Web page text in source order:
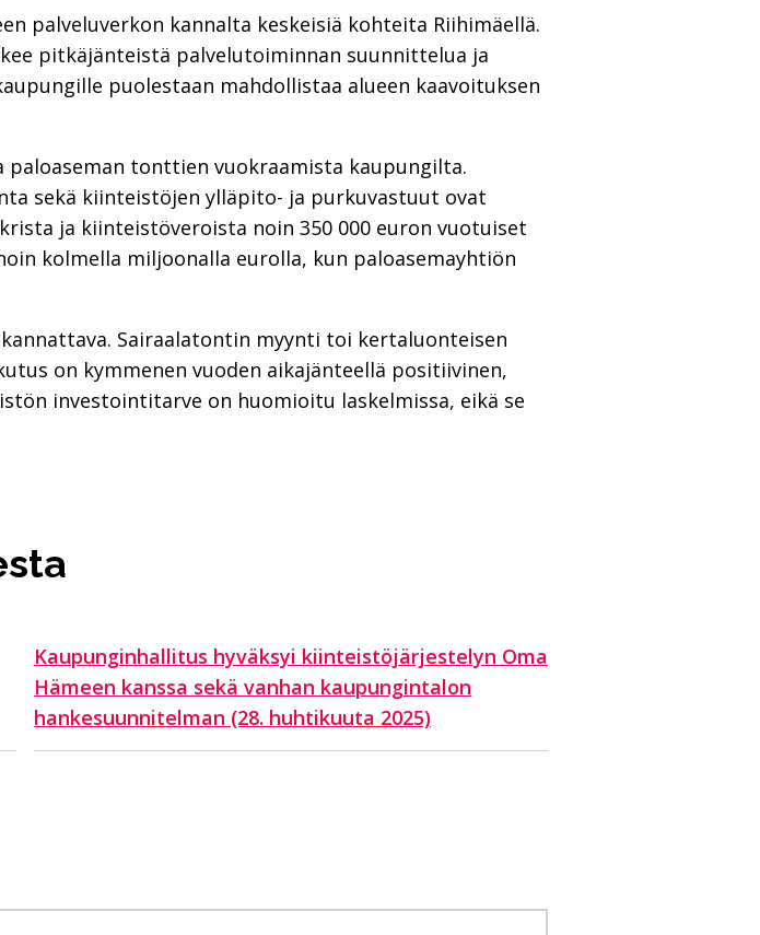
palveluverkon kannalta keskeisiä kohteita Riihimäellä.
pitkäjänteistä palvelutoiminnan suunnittelua ja
puolestaan mahdollistaa alueen kaavoituksen
paloaseman tonttien vuokraamista kaupungilta.
sekä kiinteistöjen ylläpito- ja purkuvastuut ovat
ja kiinteistöveroista noin 350 000 euron vuotuiset
kolmella miljoonalla eurolla, kun paloasemayhtiön
Sairaalatontin myynti toi kertaluonteisen
on kymmenen vuoden aikajänteellä positiivinen,
investointitarve on huomioitu laskelmissa, eikä se
Kaupunginhallitus hyväksyi kiinteistöjärjestelyn Oma
Hämeen kanssa sekä vanhan kaupungintalon
hankesuunnitelman (28. huhtikuuta 2025)